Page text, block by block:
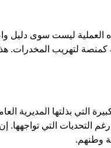
العملية ليست سوى دليل
كمنصة لتهريب المخدرات.
التي بذلتها المديرية
التحديات التي تواجهها.
وطنهم.